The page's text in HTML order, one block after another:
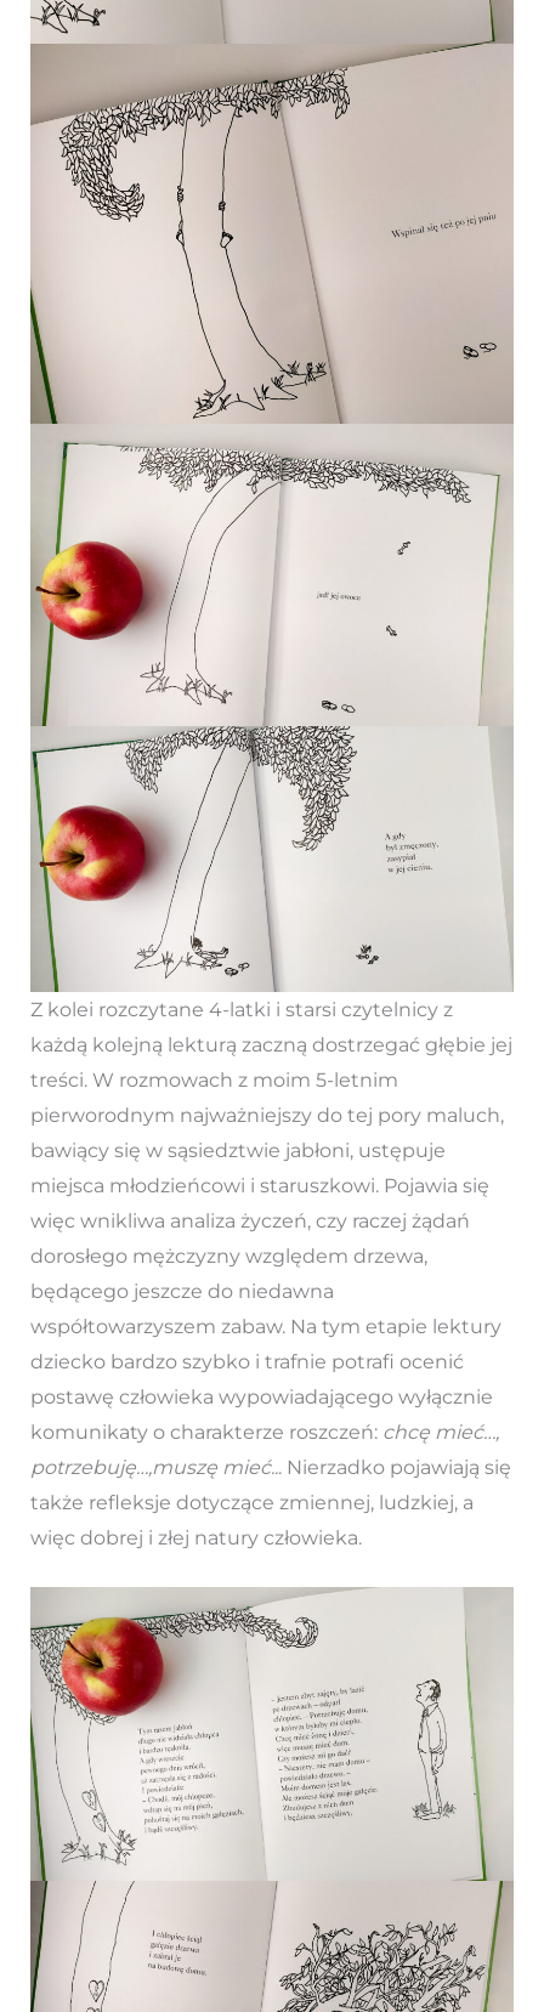
Z kolei rozczytane 4-latki i starsi czytelnicy z
każdą kolejną lekturą zaczną dostrzegać głębie jej
treści. W rozmowach z moim 5-letnim
pierworodnym najważniejszy do tej pory maluch,
bawiący się w sąsiedztwie jabłoni, ustępuje
miejsca młodzieńcowi i staruszkowi. Pojawia się
więc wnikliwa analiza życzeń, czy raczej żądań
dorosłego mężczyzny względem drzewa,
będącego jeszcze do niedawna
współtowarzyszem zabaw. Na tym etapie lektury
dziecko bardzo szybko i trafnie potrafi ocenić
postawę człowieka wypowiadającego wyłącznie
komunikaty o charakterze roszczeń: chcę mieć…,
potrzebuję…,muszę mieć... Nierzadko pojawiają się
także refleksje dotyczące zmiennej, ludzkiej, a
więc dobrej i złej natury człowieka.